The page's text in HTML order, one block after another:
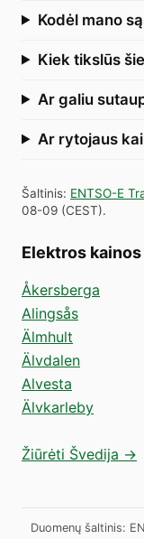
Kodėl mano
Kiek tikslūs
Ar galiu
Ar rytojaus
Šaltinis: ENTSO-E
08-09 (CEST).
Elektros
Åkersberga
Alingsås
Älmhult
Älvdalen
Alvesta
Älvkarleby
Žiūrėti Švedija →
Duomenų šaltinis: